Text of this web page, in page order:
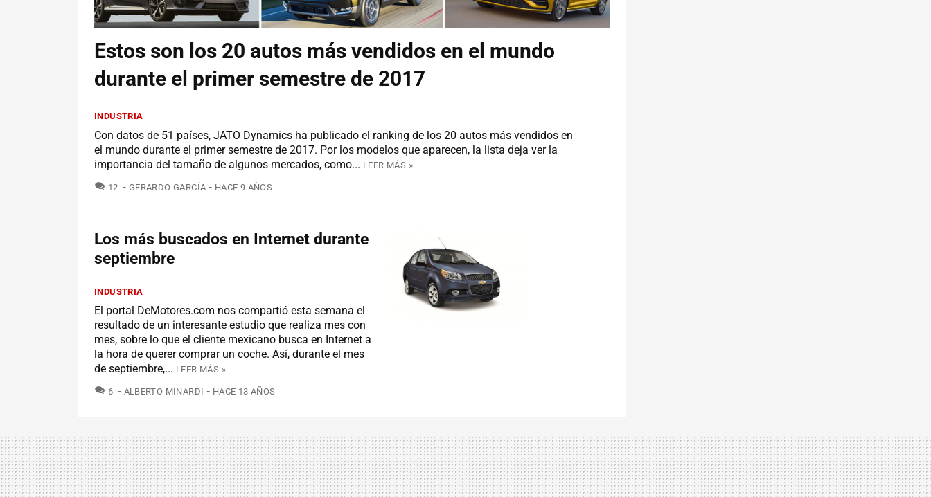
Estos son los 20 autos más vendidos en el mundo
durante el primer semestre de 2017
INDUSTRIA
Con datos de 51 países, JATO Dynamics ha publicado el ranking de los 20 autos más vendidos en
el mundo durante el primer semestre de 2017. Por los modelos que aparecen, la lista deja ver la
importancia del tamaño de algunos mercados, como... LEER MÁS »
12 COMENTARIOS
GERARDO GARCÍA HACE 9 AÑOS
Los más buscados en Internet durante
septiembre
INDUSTRIA
El portal DeMotores.com nos compartió esta semana el
resultado de un interesante estudio que realiza mes con
mes, sobre lo que el cliente mexicano busca en Internet a
la hora de querer comprar un coche. Así, durante el mes
de septiembre,... LEER MÁS »
6 COMENTARIOS
ALBERTO MINARDI HACE 13 AÑOS